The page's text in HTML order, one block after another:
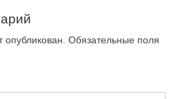
Обязательные поля